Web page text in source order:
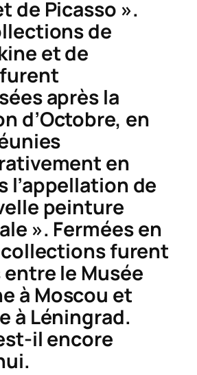
de Picasso ».
de
et de
après la
d’Octobre, en
en
l’appellation de
peinture
». Fermées en
collections furent
le Musée
à Moscou et
à Léningrad.
il encore